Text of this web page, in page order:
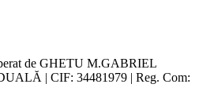
de GHETU M.GABRIEL
| CIF: 34481979 | Reg. Com: